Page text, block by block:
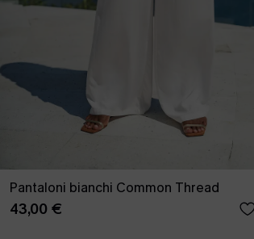
Pantaloni bianchi Common Thread
43,00 €